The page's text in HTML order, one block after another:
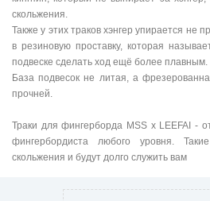
скольжения.
Также у этих траков хэнгер упирается не
в резиновую проставку, которая
подвеске сделать ход ещё более плавным.
База подвесок не литая, а
прочней.
Траки для фингерборда MSS x LEEFAI -
фингербордиста любого уровня.
скольжения и будут долго служить вам